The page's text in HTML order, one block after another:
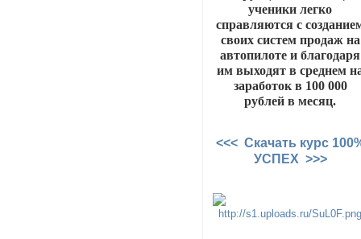
ученики легко
справляются с
своих систем продаж на
автопилоте и благодаря
им выходят в среднем
заработок в 100 000
рублей в месяц.
<<< Скачать курс
УСПЕХ >>>